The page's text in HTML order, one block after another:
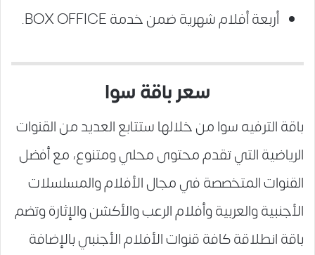
أربعة أفلام شهرية ضمن خدمة BOX OFFICE.
سعر باقة سوا
باقة الترفيه سوا من خلالها ستتابع العديد من القنوات
الرياضية التي تقدم محتوى محلي ومتنوع، مع أفضل
القنوات المتخصصة في مجال الأفلام والمسلسلات
الأجنبية والعربية وأفلام الرعب والأكشن والإثارة وتضم
باقة انطلاقة كافة قنوات الأفلام الأجنبي بالإضافة